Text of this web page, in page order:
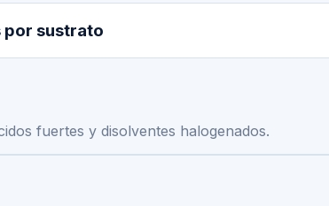
sustrato
fuertes y disolventes halogenados.